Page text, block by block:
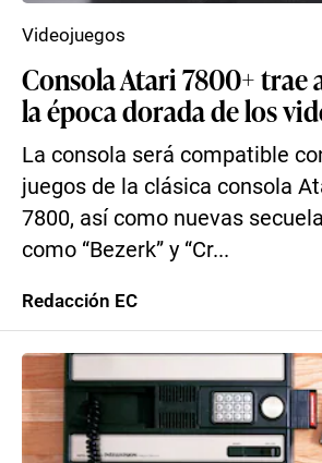
Consola Atari 7800+ trae
la época dorada de los
La consola será compatible
juegos de la clásica consola
7800, así como nuevas
como “Bezerk” y “Cr...
Videojuegos
Redacción EC